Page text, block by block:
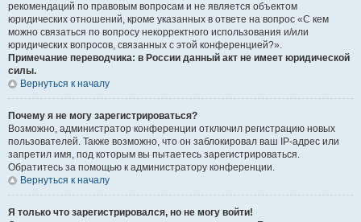
рекомендаций по правовым вопросам и не является объектом
юридических отношений, кроме указанных в ответе на вопрос «С кем
можно связаться по вопросу некорректного использования и/или
юридических вопросов, связанных с этой конференцией?».
Примечание переводчика: в России данный акт не имеет юридической
силы.
Вернуться к началу
Почему я не могу зарегистрироваться?
Возможно, администратор конференции отключил регистрацию новых
пользователей. Также возможно, что он заблокировал ваш IP-адрес или
запретил имя, под которым вы пытаетесь зарегистрироваться.
Обратитесь за помощью к администратору конференции.
Вернуться к началу
Я только что зарегистрировался, но не могу войти!